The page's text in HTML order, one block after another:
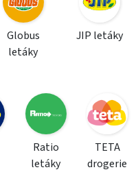
Globus
letáky
JIP letáky
Ratio
letáky
TETA
drogerie